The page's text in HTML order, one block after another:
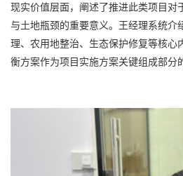
现实价值层面，阐述了推进此类项目对
与土地瓶颈的重要意义。王经理系统介
理、农用地整治、生态保护修复等核心
衡方案作为项目实施方案关键组成部分